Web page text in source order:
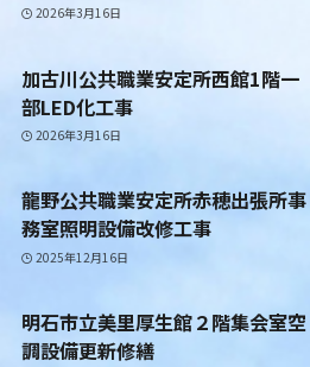
2026年3月16日
加古川公共職業安定所西館1階一
部LED化工事
2026年3月16日
龍野公共職業安定所赤穂出張所事
務室照明設備改修工事
2025年12月16日
明石市立美里厚生館２階集会室空
調設備更新修繕